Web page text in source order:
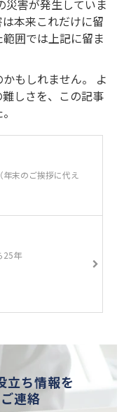
災害が発生していま
本来これだけに留
囲では上記に留ま
もしれません。 よ
しさを、この記事
末のご挨拶に代え
25年
立ち情報を
連絡